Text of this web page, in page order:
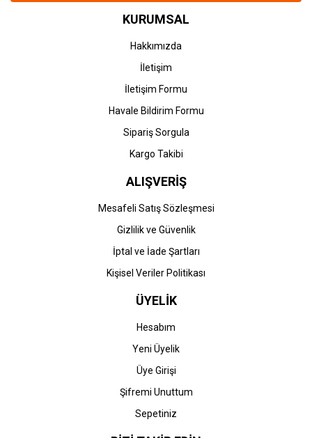
KURUMSAL
Hakkımızda
İletişim
İletişim Formu
Havale Bildirim Formu
Sipariş Sorgula
Kargo Takibi
ALIŞVERİŞ
Mesafeli Satış Sözleşmesi
Gizlilik ve Güvenlik
İptal ve İade Şartları
Kişisel Veriler Politikası
ÜYELİK
Hesabım
Yeni Üyelik
Üye Girişi
Şifremi Unuttum
Sepetiniz